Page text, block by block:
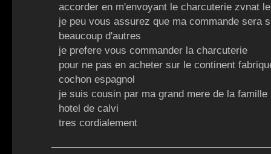
accorder en m'envoyant le charcuterie zvnat
je peu vous assurez que ma commande sera
beaucoup d'autres
je prefere vous commander la charcuterie
pour ne pas en acheter sur le continent
cochon espagnol
je suis cousin par ma grand mere de la famille
hotel de calvi
tres cordialement